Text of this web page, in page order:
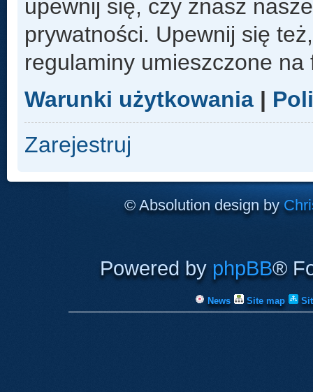
upewnij się, czy znasz
prywatności. Upewnij się
regulaminy umieszczone na
Warunki użytkowania |
Zarejestruj
© Absolution design by
Powered by phpBB®
News Site map